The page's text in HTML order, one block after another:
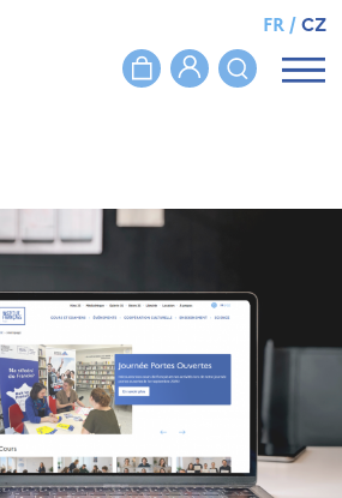
FR/CZ